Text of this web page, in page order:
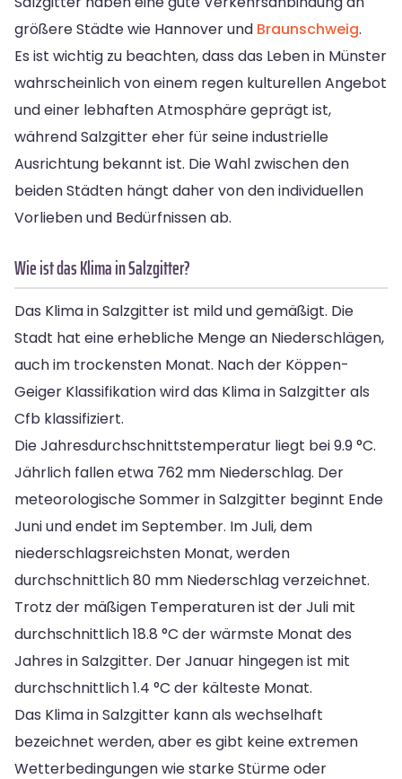
größere Städte wie Hannover und Braunschweig.
Es ist wichtig zu beachten, dass das Leben in Münster
wahrscheinlich von einem regen kulturellen Angebot
und einer lebhaften Atmosphäre geprägt ist,
während Salzgitter eher für seine industrielle
Ausrichtung bekannt ist. Die Wahl zwischen den
beiden Städten hängt daher von den individuellen
Vorlieben und Bedürfnissen ab.
Wie ist das Klima in Salzgitter?
Das Klima in Salzgitter ist mild und gemäßigt. Die
Stadt hat eine erhebliche Menge an Niederschlägen,
auch im trockensten Monat. Nach der Köppen-
Geiger Klassifikation wird das Klima in Salzgitter als
Cfb klassifiziert.
Die Jahresdurchschnittstemperatur liegt bei 9.9 °C.
Jährlich fallen etwa 762 mm Niederschlag. Der
meteorologische Sommer in Salzgitter beginnt Ende
Juni und endet im September. Im Juli, dem
niederschlagsreichsten Monat, werden
durchschnittlich 80 mm Niederschlag verzeichnet.
Trotz der mäßigen Temperaturen ist der Juli mit
durchschnittlich 18.8 °C der wärmste Monat des
Jahres in Salzgitter. Der Januar hingegen ist mit
durchschnittlich 1.4 °C der kälteste Monat.
Das Klima in Salzgitter kann als wechselhaft
bezeichnet werden, aber es gibt keine extremen
Wetterbedingungen wie starke Stürme oder